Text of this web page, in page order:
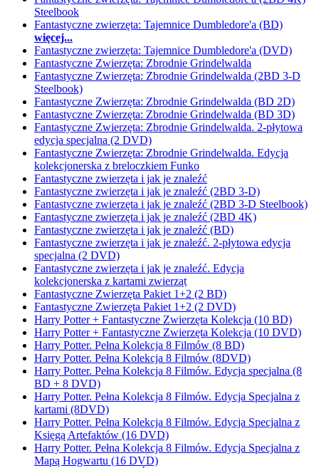
Steelbook
Fantastyczne zwierzęta: Tajemnice Dumbledore'a (BD)
więcej...
Fantastyczne zwierzęta: Tajemnice Dumbledore'a (DVD)
Fantastyczne Zwierzęta: Zbrodnie Grindelwalda
Fantastyczne Zwierzęta: Zbrodnie Grindelwalda (2BD 3-D
Steelbook)
Fantastyczne Zwierzęta: Zbrodnie Grindelwalda (BD 2D)
Fantastyczne Zwierzęta: Zbrodnie Grindelwalda (BD 3D)
Fantastyczne Zwierzęta: Zbrodnie Grindelwalda. 2-płytowa
edycja specjalna (2 DVD)
Fantastyczne Zwierzęta: Zbrodnie Grindelwalda. Edycja
kolekcjonerska z breloczkiem Funko
Fantastyczne zwierzęta i jak je znaleźć
Fantastyczne zwierzęta i jak je znaleźć (2BD 3-D)
Fantastyczne zwierzęta i jak je znaleźć (2BD 3-D Steelbook)
Fantastyczne zwierzęta i jak je znaleźć (2BD 4K)
Fantastyczne zwierzęta i jak je znaleźć (BD)
Fantastyczne zwierzęta i jak je znaleźć. 2-płytowa edycja
specjalna (2 DVD)
Fantastyczne zwierzęta i jak je znaleźć. Edycja
kolekcjonerska z kartami zwierząt
Fantastyczne Zwierzęta Pakiet 1+2 (2 BD)
Fantastyczne Zwierzęta Pakiet 1+2 (2 DVD)
Harry Potter + Fantastyczne Zwierzęta Kolekcja (10 BD)
Harry Potter + Fantastyczne Zwierzęta Kolekcja (10 DVD)
Harry Potter. Pełna Kolekcja 8 Filmów (8 BD)
Harry Potter. Pełna Kolekcja 8 Filmów (8DVD)
Harry Potter. Pełna Kolekcja 8 Filmów. Edycja specjalna (8
BD + 8 DVD)
Harry Potter. Pełna Kolekcja 8 Filmów. Edycja Specjalna z
kartami (8DVD)
Harry Potter. Pełna Kolekcja 8 Filmów. Edycja Specjalna z
Księgą Artefaktów (16 DVD)
Harry Potter. Pełna Kolekcja 8 Filmów. Edycja Specjalna z
Mapą Hogwartu (16 DVD)